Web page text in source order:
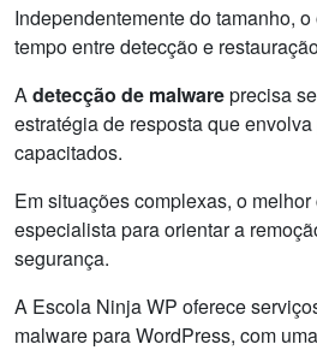
Independentemente do tamanho,
tempo entre detecção e
Adetecção de malwareprecisa
estratégia de resposta que
capacitados.
Em situações complexas, o
especialista para orientar a
segurança.
A Escola Ninja WP oferece
malware para WordPress, com